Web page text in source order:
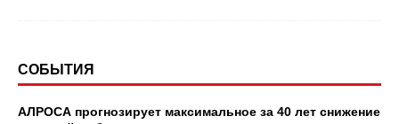
СОБЫТИЯ
АЛРОСА прогнозирует максимальное за 40 лет снижение